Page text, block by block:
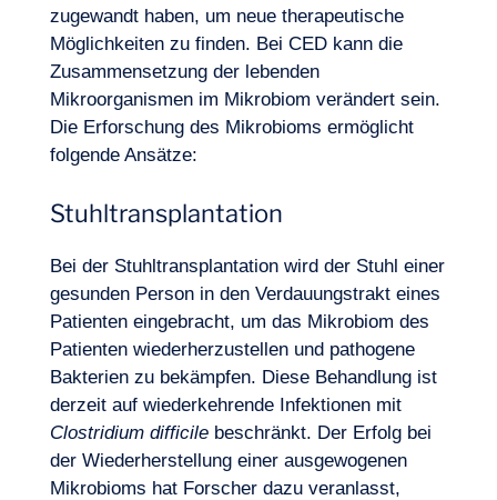
zugewandt haben, um neue therapeutische
Möglichkeiten zu finden. Bei CED kann die
Zusammensetzung der lebenden
Mikroorganismen im Mikrobiom verändert sein.
Die Erforschung des Mikrobioms ermöglicht
folgende Ansätze:
Stuhltransplantation
Bei der Stuhltransplantation wird der Stuhl einer
gesunden Person in den Verdauungstrakt eines
Patienten eingebracht, um das Mikrobiom des
Patienten wiederherzustellen und pathogene
Bakterien zu bekämpfen. Diese Behandlung ist
derzeit auf wiederkehrende Infektionen mit
Clostridium difficilebeschränkt. Der Erfolg bei
der Wiederherstellung einer ausgewogenen
Mikrobioms hat Forscher dazu veranlasst,